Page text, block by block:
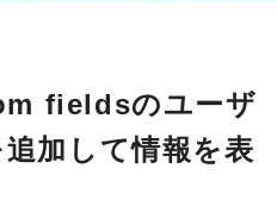
fieldsのユーザ
加して情報を表